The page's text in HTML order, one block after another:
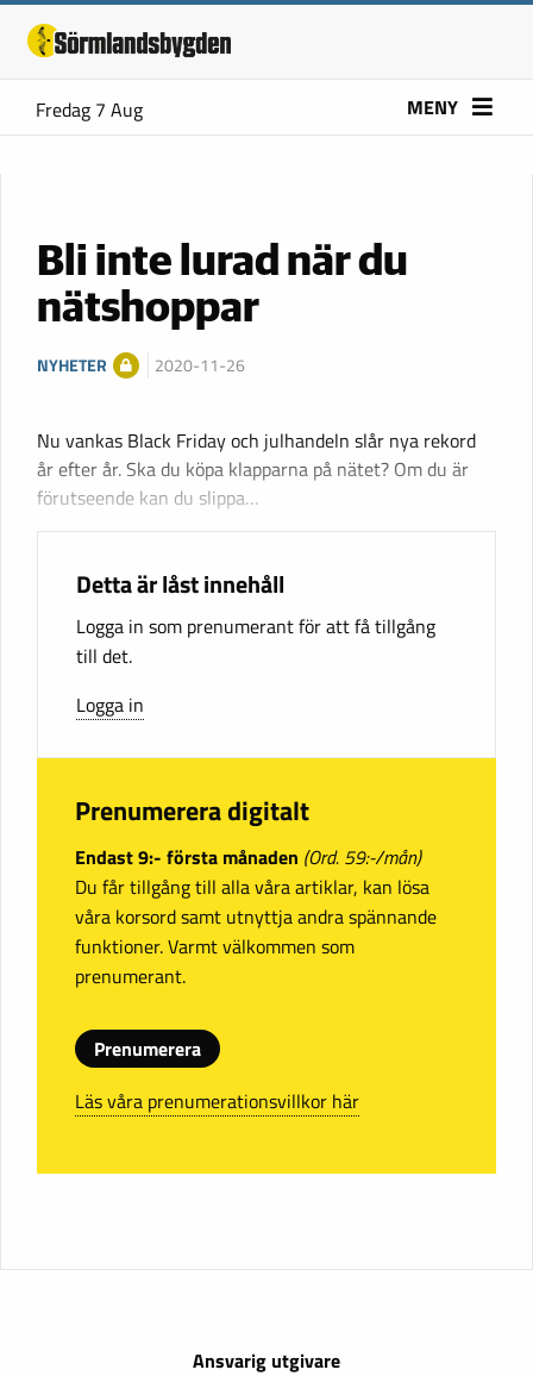
Fredag 7 Aug MENY
Bli inte lurad när du
nätshoppar
NYHETER 2020-11-26
Nu vankas Black Friday och julhandeln slår nya rekord
år efter år. Ska du köpa klapparna på nätet? Om du är
förutseende kan du slippa…
Detta är låst innehåll
Logga in som prenumerant för att få tillgång
till det.
Logga in
Prenumerera digitalt
Endast 9:- första månaden (Ord. 59:-/mån)
Du får tillgång till alla våra artiklar, kan lösa
våra korsord samt utnyttja andra spännande
funktioner. Varmt välkommen som
prenumerant.
Prenumerera
Läs våra prenumerationsvillkor här
Ansvarig utgivare